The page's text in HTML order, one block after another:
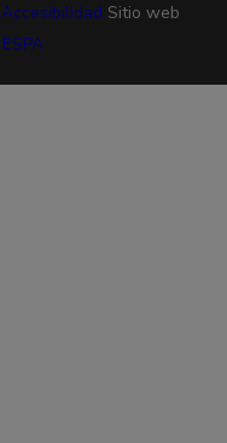
Accesibilidad Sitio web
ESPA